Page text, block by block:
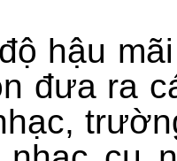
mãi
đưa ra